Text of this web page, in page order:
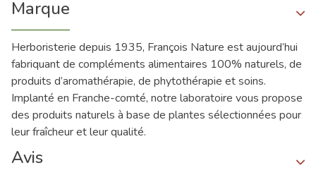
Marque
Herboristerie depuis 1935, François Nature est aujourd’hui
fabriquant de compléments alimentaires 100% naturels, de
produits d’aromathérapie, de phytothérapie et soins.
Implanté en Franche-comté, notre laboratoire vous propose
des produits naturels à base de plantes sélectionnées pour
leur fraîcheur et leur qualité.
Avis